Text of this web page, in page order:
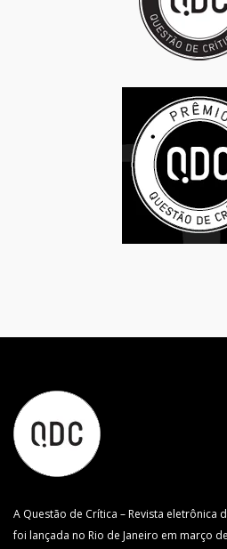
A Questão de Crítica – Revista eletrônica
foi lançada no Rio de Janeiro em março